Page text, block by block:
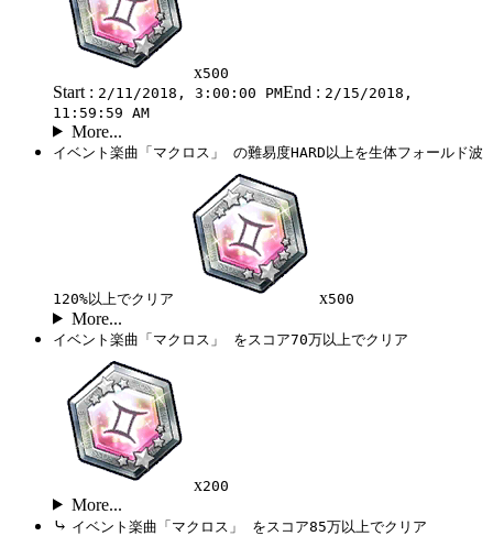
x500
Start : 2/11/2018, 3:00:00 PMEnd : 2/15/2018,
11:59:59 AM
More...
イベント楽曲「マクロス」 の難易度HARD以上を生体フォールド波
120%以上でクリア x500
More...
イベント楽曲「マクロス」 をスコア70万以上でクリア
x200
More...
⤷ イベント楽曲「マクロス」 をスコア85万以上でクリア